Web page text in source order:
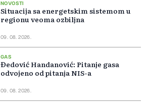
NOVOSTI
Situacija sa energetskim sistemom u
regionu veoma ozbiljna
09. 08. 2026.
GAS
Đedović Handanović: Pitanje gasa
odvojeno od pitanja NIS-a
09. 08. 2026.